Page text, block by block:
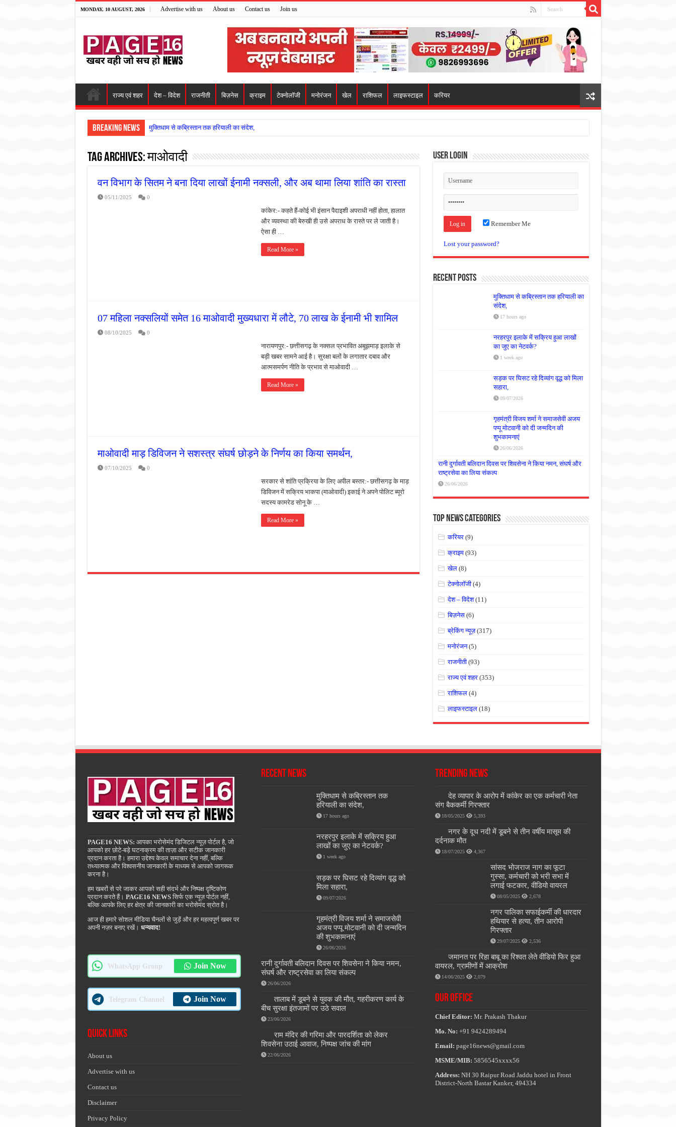
MONDAY, 10 AUGUST, 2026 Advertise with us About us Contact us Join us
राज्य एवं शहर देश – विदेश राजनीती बिज़नेस क्राइम टेक्नोलॉजी मनोरंजन खेल राशिफल लाइफस्टाइल करियर
Breaking News मुक्तिधाम से कब्रिस्तान तक हरियाली का संदेश,
सड़क पर घिसट रहे दिव्यांग वृद्ध को मिला सहारा,
गृहमंत्री विजय शर्मा ने समाजसेवी अजय पप्पू मोटवानी को दी जन्मदिन की शुभकामनाएं
तालाब में डूबने से युवक की मौत, गहरीकरण कार्य के बीच सुरक्षा इंतजामों पर उठे सवाल
राम मंदिर की गरिमा और पारदर्शिता को लेकर शिवसेना उठाई आवाज, निष्पक्ष जांच की मांग
जन सहयोग और पूर्व सैनिकों ने चलाया दूध नदी स्वच्छता अभियान, भारी मात्रा में कचरा हटाया
Tag Archives:माओवादी
वन विभाग के सितम ने बना दिया लाखों ईनामी नक्सली, और अब थामा लिया शांति का रास्ता
05/11/2025 0
कांकेर:- कहते हैं-कोई भी इंसान पैदाइशी अपराधी नहीं होता, हालात
और व्यवस्था की बेरुखी ही उसे अपराध के रास्ते पर ले जाती है।
ऐसा ही …
Read More »
07 महिला नक्सलियों समेत 16 माओवादी मुख्यधारा में लौटे, 70 लाख के ईनामी भी शामिल
08/10/2025 0
नारायणपुर:- छत्तीसगढ़ के नक्सल प्रभावित अबूझमाड़ इलाके से
बड़ी खबर सामने आई है। सुरक्षा बलों के लगातार दबाव और
आत्मसमर्पण नीति के प्रभाव से माओवादी …
Read More »
माओवादी माड़ डिविजन ने सशस्त्र संघर्ष छोड़ने के निर्णय का किया समर्थन,
07/10/2025 0
सरकार से शांति प्रक्रिया के लिए अपील बस्तर:- छत्तीसगढ़ के माड़
डिविजन में सक्रिय भाकपा (माओवादी) इकाई ने अपने पोलिट ब्यूरो
सदस्य कामरेड सोनू के …
Read More »
User Login
Remember Me
Lost your password?
Recent Posts
मुक्तिधाम से कब्रिस्तान तक हरियाली का
संदेश,
17 hours ago
नरहरपुर इलाके में सक्रिय हुआ लाखों
का जुए का नेटवर्क?
1 week ago
सड़क पर घिसट रहे दिव्यांग वृद्ध को मिला
सहारा,
09/07/2026
गृहमंत्री विजय शर्मा ने समाजसेवी अजय
पप्पू मोटवानी को दी जन्मदिन की
शुभकामनाएं
26/06/2026
रानी दुर्गावती बलिदान दिवस पर शिवसेना ने किया नमन, संघर्ष और
राष्ट्रसेवा का लिया संकल्प
26/06/2026
Top News Categories
करियर (9)
क्राइम (93)
खेल (8)
टेक्नोलॉजी (4)
देश – विदेश(11)
बिज़नेस (6)
ब्रेकिंग न्यूज़(317)
मनोरंजन(5)
राजनीती (93)
राज्य एवं शहर (353)
राशिफल (4)
लाइफस्टाइल (18)
PAGE16 NEWS: आपका भरोसेमंद डिजिटल न्यूज़ पोर्टल है, जो
आपको हर छोटे-बड़े घटनाक्रम की ताज़ा और सटीक जानकारी
प्रदान करता है। हमारा उद्देश्य केवल समाचार देना नहीं, बल्कि
तथ्यात्मक और विश्वसनीय जानकारी के माध्यम से आपको जागरूक
करना है।
हम खबरों से परे जाकर आपको सही संदर्भ और निष्पक्ष दृष्टिकोण
प्रदान करते हैं। PAGE16 NEWSसिर्फ एक न्यूज़ पोर्टल नहीं,
बल्कि आपके लिए हर क्षेत्र की जानकारी का भरोसेमंद स्रोत है।
आज ही हमारे सोशल मीडिया चैनलों से जुड़ें और हर महत्वपूर्ण खबर पर
अपनी नज़र बनाए रखें। धन्यवाद!
WhatsApp Group Join Now
Telegram Channel Join Now
Quick Links
About us
Advertise with us
Contact us
Disclaimer
Privacy Policy
Recent News
मुक्तिधाम से कब्रिस्तान तक
हरियाली का संदेश,
17 hours ago
नरहरपुर इलाके में सक्रिय हुआ
लाखों का जुए का नेटवर्क?
1 week ago
सड़क पर घिसट रहे दिव्यांग वृद्ध को
मिला सहारा,
09/07/2026
गृहमंत्री विजय शर्मा ने समाजसेवी
अजय पप्पू मोटवानी को दी जन्मदिन
की शुभकामनाएं
26/06/2026
रानी दुर्गावती बलिदान दिवस पर शिवसेना ने किया नमन,
संघर्ष और राष्ट्रसेवा का लिया संकल्प
26/06/2026
तालाब में डूबने से युवक की मौत, गहरीकरण कार्य के
बीच सुरक्षा इंतजामों पर उठे सवाल
23/06/2026
राम मंदिर की गरिमा और पारदर्शिता को लेकर
शिवसेना उठाई आवाज, निष्पक्ष जांच की मांग
22/06/2026
Trending News
देह व्यापार के आरोप में कांकेर का एक कर्मचारी नेता
संग बैककर्मी गिरफ्तार
18/05/2025 5,393
नगर के दूध नदी में डूबने से तीन वर्षीय मासूम की
दर्दनाक मौत
18/07/2025 4,367
सांसद भोजराज नाग का फूटा
गुस्सा, कर्मचारी को भरी सभा में
लगाई फटकार, वीडियो वायरल
08/05/2025 2,678
नगर पालिका सफाईकर्मी की धारदार
हथियार से हत्या, तीन आरोपी
गिरफ्तार
29/07/2025 2,536
जमानत पर रिहा बाबू का रिश्वत लेते वीडियो फिर हुआ
वायरल, ग्रामीणों में आक्रोश
14/06/2025 2,079
OUR OFFICE
Chief Editor: Mr. Prakash Thakur
Mo. No: +91 9424289494
Email: page16news@gmail.com
MSME/MIB: 5856545xxxx56
Address: NH 30 Raipur Road Jaddu hotel in Front
District-North Bastar Kanker, 494334